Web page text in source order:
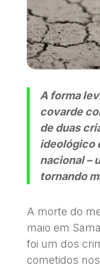
A forma
covarde
de duas
ideológico
nacional –
tornando
A morte do
maio em
foi um dos
cometidos